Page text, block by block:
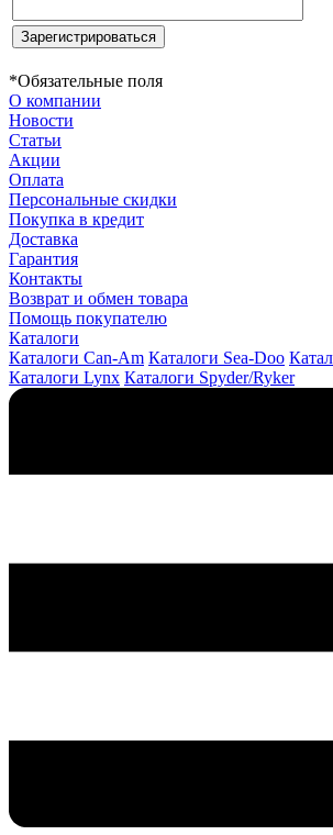
*Обязательные поля
О компании
Новости
Статьи
Акции
Оплата
Персональные скидки
Покупка в кредит
Доставка
Гарантия
Контакты
Возврат и обмен товара
Помощь покупателю
Каталоги
Каталоги Can-Am Каталоги Sea-Doo
Каталоги Lynx Каталоги Spyder/Ryker